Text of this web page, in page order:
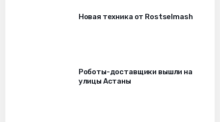
Новая техника от Rostselmash
Роботы-доставщики вышли на
улицы Астаны